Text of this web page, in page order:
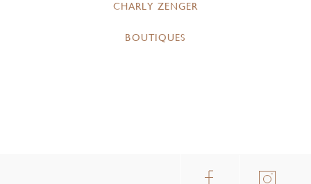
CHARLY ZENGER
BOUTIQUES